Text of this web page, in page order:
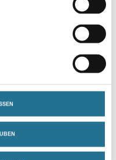
h, überlackierbar: 2 - 4 h